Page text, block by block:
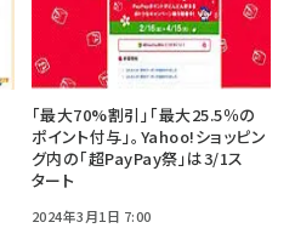
「最大70%割引」「最大25.5％の
ポイント付与」。Yahoo!ショッピン
グ内の「超PayPay祭」は3/1ス
タート
2024年3月1日 7:00